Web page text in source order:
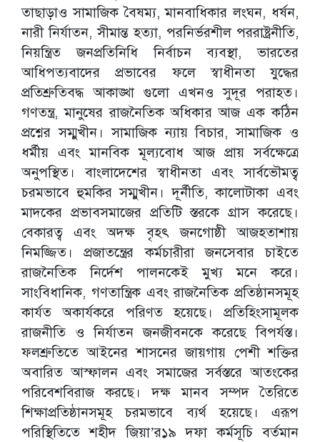
তাছাড়াও সামাজিক বৈষম্য, মানবাধিকার লংঘন, ধর্ষন,
নারী নির্যাতন, সীমান্ত হত্যা, পরনির্ভরশীল পররাষ্ট্রনীতি,
নিয়ন্ত্রিত জনপ্রতিনিধি নির্বাচন ব্যবস্থা, ভারতের
আধিপত্যবাদের প্রভাবের ফলে স্বাধীনতা যুদ্ধের
প্রতিশ্রুতিবদ্ধ আকাঙ্খা গুলো এখনও সুদূর পরাহত।
গণতন্ত্র, মানুষের রাজনৈতিক অধিকার আজ এক কঠিন
প্রশ্নের সম্মুখীন। সামাজিক ন্যায় বিচার, সামাজিক ও
ধর্মীয় এবং মানবিক মূল্যবোধ আজ প্রায় সর্বক্ষেত্রে
অনুপস্থিত। বাংলাদেশের স্বাধীনতা এবং সার্বভৌমত্ব
চরমভাবে হুমকির সম্মুখীন। দূর্নীতি, কালোটাকা এবং
মাদকের প্রভাবসমাজের প্রতিটি স্তরকে গ্রাস করেছে।
বেকারত্ব এবং অদক্ষ বৃহৎ জনগোষ্ঠী আজহতাশায়
নিমজ্জিত। প্রজাতন্ত্রের কর্মচারীরা জনসেবার চাইতে
রাজনৈতিক নির্দেশ পালনকেই মুখ্য মনে করে।
সাংবিধানিক, গণতান্ত্রিক এবং রাজনৈতিক প্রতিষ্ঠানসমূহ
কার্যত অকার্যকরে পরিণত হয়েছে। প্রতিহিংসামূলক
রাজনীতি ও নির্যাতন জনজীবনকে করেছে বিপর্যস্ত।
ফলশ্রুতিতে আইনের শাসনের জায়গায় পেশী শক্তির
অবারিত আস্ফালন এবং সমাজের সর্বস্তরে আতংকের
পরিবেশবিরাজ করছে। দক্ষ মানব সম্পদ তৈরিতে
শিক্ষাপ্রতিষ্ঠানসমূহ চরমভাবে ব্যর্থ হয়েছে। এরূপ
পরিস্থিতিতে শহীদ জিয়া’র১৯ দফা কর্মসূচি বর্তমান